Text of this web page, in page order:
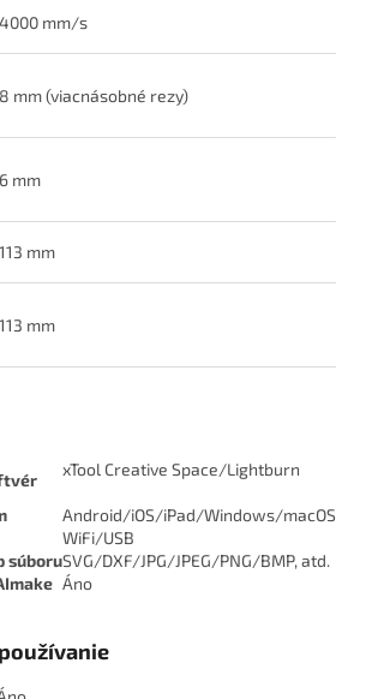
4000 mm/s
8 mm (viacnásobné rezy)
6 mm
113 mm
113 mm
xTool Creative Space/Lightburn
Android/iOS/iPad/Windows/macOS
WiFi/USB
súboruSVG/DXF/JPG/JPEG/PNG/BMP, atd.
Áno